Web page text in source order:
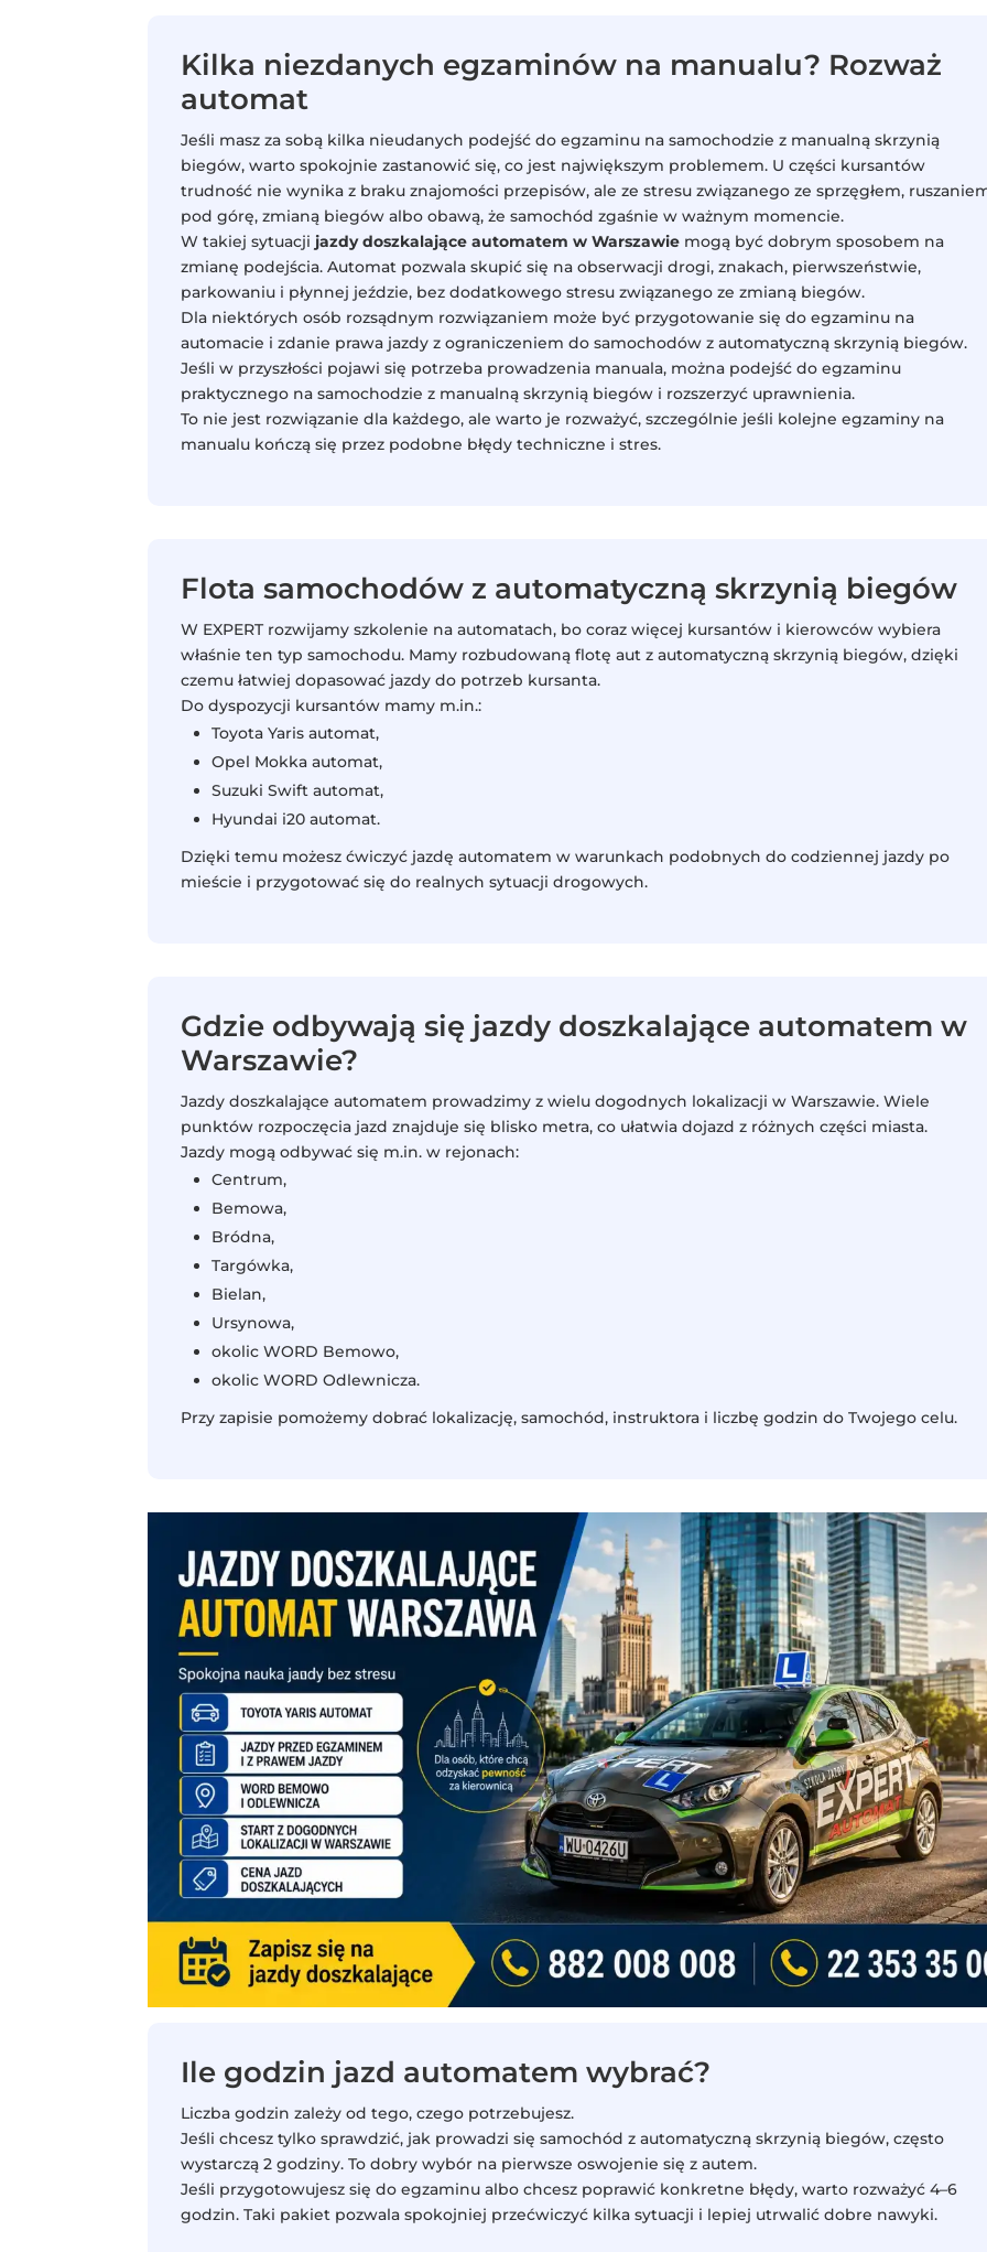
Kilka niezdanych egzaminów na manualu? Rozważ
automat
Jeśli masz za sobą kilka nieudanych podejść do egzaminu na samochodzie z manualną skrzynią
biegów, warto spokojnie zastanowić się, co jest największym problemem. U części kursantów
trudność nie wynika z braku znajomości przepisów, ale ze stresu związanego ze sprzęgłem,
pod górę, zmianą biegów albo obawą, że samochód zgaśnie w ważnym momencie.
W takiej sytuacji jazdy doszkalające automatem w Warszawie mogą być dobrym sposobem na
zmianę podejścia. Automat pozwala skupić się na obserwacji drogi, znakach, pierwszeństwie,
parkowaniu i płynnej jeździe, bez dodatkowego stresu związanego ze zmianą biegów.
Dla niektórych osób rozsądnym rozwiązaniem może być przygotowanie się do egzaminu na
automacie i zdanie prawa jazdy z ograniczeniem do samochodów z automatyczną skrzynią biegów.
Jeśli w przyszłości pojawi się potrzeba prowadzenia manuala, można podejść do egzaminu
praktycznego na samochodzie z manualną skrzynią biegów i rozszerzyć uprawnienia.
To nie jest rozwiązanie dla każdego, ale warto je rozważyć, szczególnie jeśli kolejne egzaminy na
manualu kończą się przez podobne błędy techniczne i stres.
Flota samochodów z automatyczną skrzynią biegów
W EXPERT rozwijamy szkolenie na automatach, bo coraz więcej kursantów i kierowców wybiera
właśnie ten typ samochodu. Mamy rozbudowaną flotę aut z automatyczną skrzynią biegów, dzięki
czemu łatwiej dopasować jazdy do potrzeb kursanta.
Do dyspozycji kursantów mamy m.in.:
Toyota Yaris automat,
Opel Mokka automat,
Suzuki Swift automat,
Hyundai i20 automat.
Dzięki temu możesz ćwiczyć jazdę automatem w warunkach podobnych do codziennej jazdy po
mieście i przygotować się do realnych sytuacji drogowych.
Gdzie odbywają się jazdy doszkalające automatem w
Warszawie?
Jazdy doszkalające automatem prowadzimy z wielu dogodnych lokalizacji w Warszawie. Wiele
punktów rozpoczęcia jazd znajduje się blisko metra, co ułatwia dojazd z różnych części miasta.
Jazdy mogą odbywać się m.in. w rejonach:
Centrum,
Bemowa,
Bródna,
Targówka,
Bielan,
Ursynowa,
okolic WORD Bemowo,
okolic WORD Odlewnicza.
Przy zapisie pomożemy dobrać lokalizację, samochód, instruktora i liczbę godzin do Twojego celu.
Ile godzin jazd automatem wybrać?
Liczba godzin zależy od tego, czego potrzebujesz.
Jeśli chcesz tylko sprawdzić, jak prowadzi się samochód z automatyczną skrzynią biegów, często
wystarczą 2 godziny. To dobry wybór na pierwsze oswojenie się z autem.
Jeśli przygotowujesz się do egzaminu albo chcesz poprawić konkretne błędy, warto rozważyć 4–6
godzin. Taki pakiet pozwala spokojniej przećwiczyć kilka sytuacji i lepiej utrwalić dobre nawyki.